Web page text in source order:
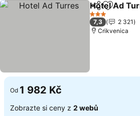
SdíletPřidat
Hotel Ad
3 Počet hvězdiček
7,3
2 321
Crikvenica
Od 1 982 Kč
Zobrazte si ceny z 2 webů